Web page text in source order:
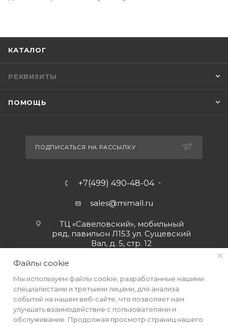
КАТАЛОГ
РЕКВИЗИТЫ
ПОМОЩЬ
ПОДПИСАТЬСЯ НА РАССЫЛКУ
+7(499) 490-48-04
sales@mimall.ru
ТЦ «Савеловский», мобильный
ряд, павильон Л153 ул. Сущевский
Вал, д. 5, стр. 12
Файлы cookie
Мы используем файлы cookie, разработанные нашими
специалистами и третьими лицами, для анализа
событий на нашем веб-сайте, что позволяет нам
улучшать взаимодействие с пользователями и
обслуживание. Продолжая просмотр страниц нашего